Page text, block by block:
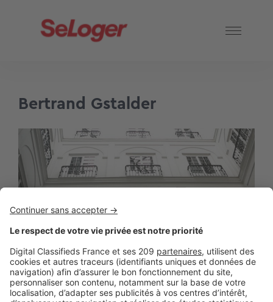
Bertrand Gstalder
AU QUOTIDIEN